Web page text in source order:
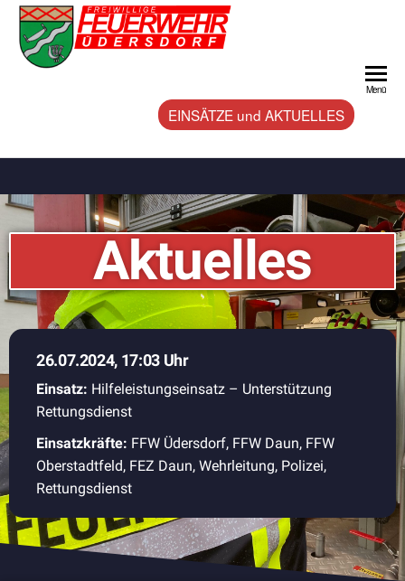
Üdersdorf
Feuerwehr
EINSÄTZE und AKTUELLES
Menü
Aktuelles
26.07.2024, 17:03 Uhr
Einsatz: Hilfeleistungseinsatz – Unterstützung
Rettungsdienst
Einsatzkräfte: FFW Üdersdorf, FFW Daun, FFW
Oberstadtfeld, FEZ Daun, Wehrleitung, Polizei,
Rettungsdienst